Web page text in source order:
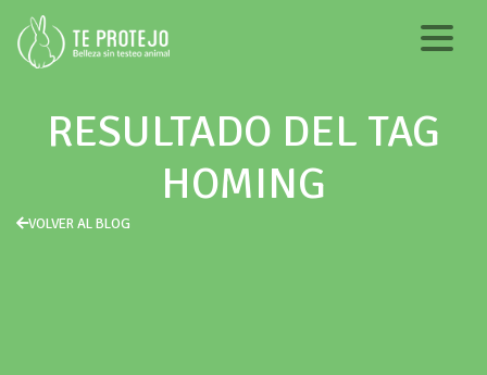
RESULTADO DEL TAG
HOMING
VOLVER AL BLOG